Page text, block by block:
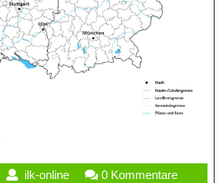
ilk-onlineilk-
0 Kommentare